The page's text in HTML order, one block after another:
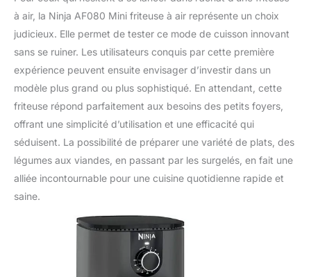
à air, la Ninja AF080 Mini friteuse à air représente un choix
judicieux. Elle permet de tester ce mode de cuisson innovant
sans se ruiner. Les utilisateurs conquis par cette première
expérience peuvent ensuite envisager d’investir dans un
modèle plus grand ou plus sophistiqué. En attendant, cette
friteuse répond parfaitement aux besoins des petits foyers,
offrant une simplicité d’utilisation et une efficacité qui
séduisent. La possibilité de préparer une variété de plats, des
légumes aux viandes, en passant par les surgelés, en fait une
alliée incontournable pour une cuisine quotidienne rapide et
saine.